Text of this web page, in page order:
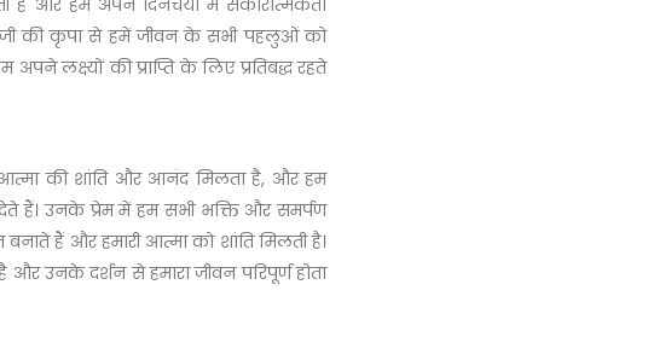
है और हम अपने दिनचर्या में सकारात्मकता
जी की कृपा से हमें जीवन के सभी पहलुओं को
लक्ष्यों की प्राप्ति के लिए प्रतिबद्ध रहते
की शांति और आनंद मिलता है, और हम
हैं। उनके प्रेम में हम सभी भक्ति और समर्पण
हैं और हमारी आत्मा को शांति मिलती है।
उनके दर्शन से हमारा जीवन परिपूर्ण होता